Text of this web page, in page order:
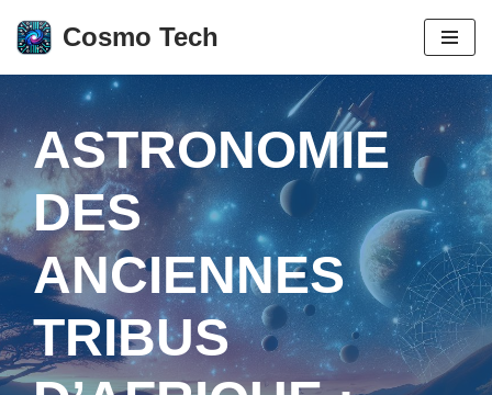
Aller
contenu
Cosmo Tech
ASTRONOMIE
DES
ANCIENNES
TRIBUS